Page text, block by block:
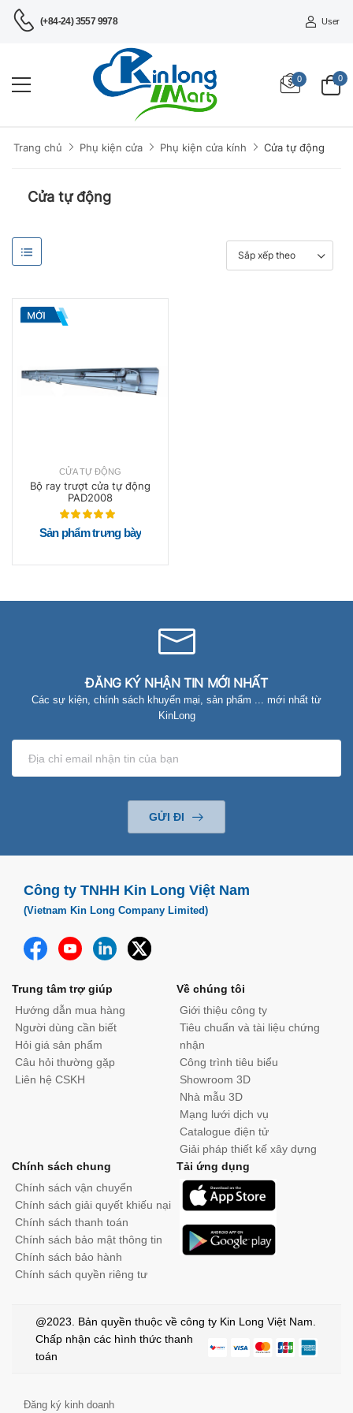
(+84-24) 3557 9978 User
0 0
Trang chủ Phụ kiện cửa Phụ kiện cửa kính Cửa tự động
Cửa tự động
CỬA TỰ ĐỘNG
Bộ ray trượt cửa tự động
PAD2008
Sản phẩm trưng bày
ĐĂNG KÝ NHẬN TIN MỚI NHẤT
Các sự kiện, chính sách khuyến mại, sản phẩm ... mới nhất từ
KinLong
GỬI ĐI
Công ty TNHH Kin Long Việt Nam
(Vietnam Kin Long Company Limited)
Trung tâm trợ giúp
Hướng dẫn mua hàng
Người dùng cần biết
Hỏi giá sản phẩm
Câu hỏi thường gặp
Liên hệ CSKH
Về chúng tôi
Giới thiệu công ty
Tiêu chuẩn và tài liệu chứng
nhận
Công trình tiêu biểu
Showroom 3D
Nhà mẫu 3D
Mạng lưới dịch vụ
Catalogue điện tử
Giải pháp thiết kế xây dựng
Chính sách chung
Chính sách vận chuyển
Chính sách giải quyết khiếu nại
Chính sách thanh toán
Chính sách bảo mật thông tin
Chính sách bảo hành
Chính sách quyền riêng tư
Tải ứng dụng
@2023. Bản quyền thuộc về công ty Kin Long Việt Nam.
Chấp nhận các hình thức thanh
toán
Đăng ký kinh doanh